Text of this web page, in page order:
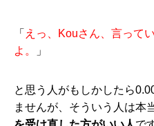
「 えっ、Kouさん、言って
よ。
」
と思う人がもしかしたら
ませんが、そういう人は本